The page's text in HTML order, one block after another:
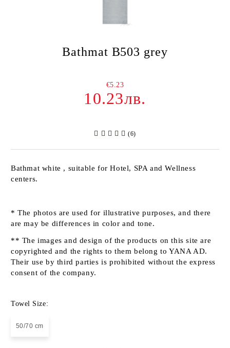
Bathmat B503 grey
€5.23
10.23лв.
(6)
Bathmat white , suitable for Hotel, SPA and Wellness
centers.
* The photos are used for illustrative purposes, and there
are may be differences in color and tone.
** The images and design of the products on this site are
copyrighted and the rights to them belong to YANA AD.
Their use by third parties is prohibited without the express
consent of the company.
Towel Size:
50/70 cm